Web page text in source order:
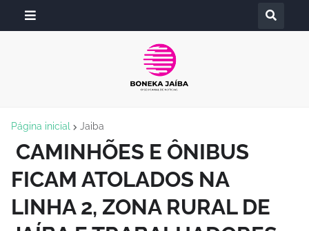
Página inicial Jaiba
CAMINHÕES E ÔNIBUS
FICAM ATOLADOS NA
LINHA 2, ZONA RURAL DE